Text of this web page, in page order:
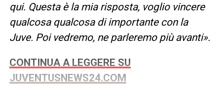
qui. Questa è la mia risposta, voglio vincere
qualcosa qualcosa di importante con la
Juve. Poi vedremo, ne parleremo più avanti».
CONTINUA A LEGGERE SU
JUVENTUSNEWS24.COM